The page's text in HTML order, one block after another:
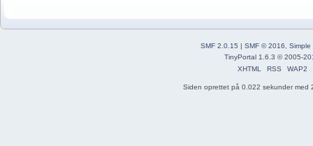
SMF 2.0.15 | SMF © 2016
Simple
TinyPortal 1.6.3 ©2005-
XHTML
RSS WAP2
Siden oprettet på 0.022 sekunder med